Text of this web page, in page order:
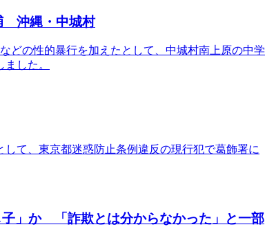
沖縄・中城村
どの性的暴行を加えたとして、中城村南上原の中学
した。
て、東京都迷惑防止条例違反の現行犯で葛飾署に
」か 「詐欺とは分からなかった」と一部